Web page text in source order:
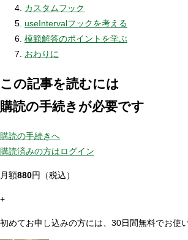
カスタムフック
useIntervalフックを考える
模範解答のポイントを学ぶ
おわりに
この記事を読むには
購読の手続きが必要です
購読の手続きへ
購読済みの方はログイン
月額880円（税込）
+
初めてお申し込みの方には、30日間無料でお使